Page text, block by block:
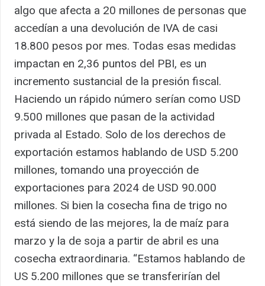
algo que afecta a 20 millones de personas que
accedían a una devolución de IVA de casi
18.800 pesos por mes. Todas esas medidas
impactan en 2,36 puntos del PBI, es un
incremento sustancial de la presión fiscal.
Haciendo un rápido número serían como USD
9.500 millones que pasan de la actividad
privada al Estado. Solo de los derechos de
exportación estamos hablando de USD 5.200
millones, tomando una proyección de
exportaciones para 2024 de USD 90.000
millones. Si bien la cosecha fina de trigo no
está siendo de las mejores, la de maíz para
marzo y la de soja a partir de abril es una
cosecha extraordinaria. “Estamos hablando de
US 5.200 millones que se transferirían del